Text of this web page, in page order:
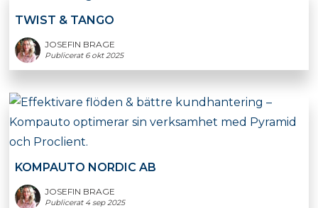
TWIST & TANGO
JOSEFIN BRAGE
Publicerat 6 okt 2025
KOMPAUTO NORDIC AB
JOSEFIN BRAGE
Publicerat 4 sep 2025